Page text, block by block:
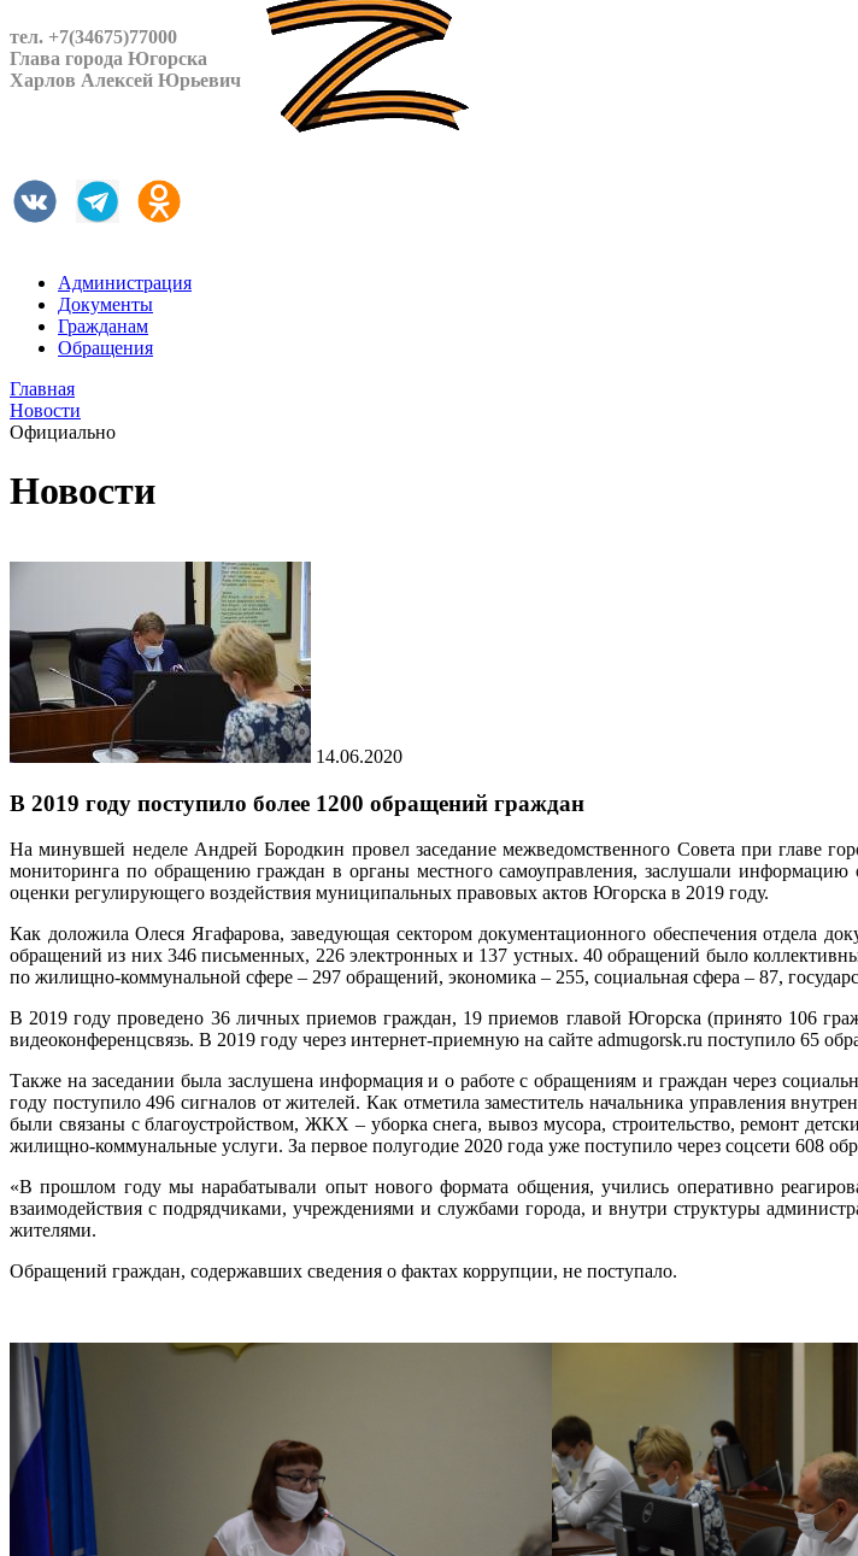
тел. +7(34675)77000
Глава города Югорска
Харлов Алексей Юрьевич
Администрация
Документы
Гражданам
Обращения
Главная
Новости
Официально
Новости
14.06.2020
В 2019 году поступило более 1200 обращений граждан
На минувшей неделе Андрей Бородкин провел заседание межведомственного Совета при главе
мониторинга по обращению граждан в органы местного самоуправления, заслушали
оценки регулирующего воздействия муниципальных правовых актов Югорска в 2019 году.
Как доложила Олеся Ягафарова, заведующая сектором документационного обеспечения отдела
обращений из них 346 письменных, 226 электронных и 137 устных. 40 обращений было
по жилищно-коммунальной сфере – 297 обращений, экономика – 255, социальная сфера – 87,
В 2019 году проведено 36 личных приемов граждан, 19 приемов главой Югорска (принято 106
видеоконференцсвязь. В 2019 году через интернет-приемную на сайте admugorsk.ru поступило 65
Также на заседании была заслушена информация и о работе с обращениям и граждан через
году поступило 496 сигналов от жителей. Как отметила заместитель начальника управления
были связаны с благоустройством, ЖКХ – уборка снега, вывоз мусора, строительство, ремонт
жилищно-коммунальные услуги. За первое полугодие 2020 года уже поступило через соцсети 608
«В прошлом году мы нарабатывали опыт нового формата общения, учились оперативно
взаимодействия с подрядчиками, учреждениями и службами города, и внутри структуры
жителями.
Обращений граждан, содержавших сведения о фактах коррупции, не поступало.